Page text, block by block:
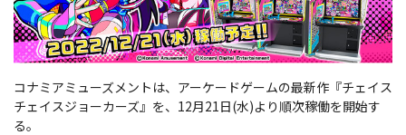
コナミアミューズメントは、アーケードゲームの最新作『チェイス
チェイスジョーカーズ』を、12月21日(水)より順次稼働を開始す
る。